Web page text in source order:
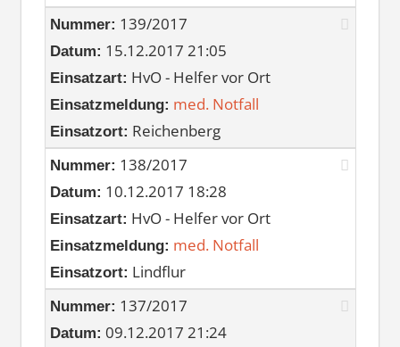
Nummer: 139/2017
Datum: 15.12.2017 21:05
Einsatzart: HvO - Helfer vor Ort
Einsatzmeldung: med. Notfall
Einsatzort: Reichenberg
Nummer: 138/2017
Datum: 10.12.2017 18:28
Einsatzart: HvO - Helfer vor Ort
Einsatzmeldung: med. Notfall
Einsatzort: Lindflur
Nummer: 137/2017
Datum: 09.12.2017 21:24